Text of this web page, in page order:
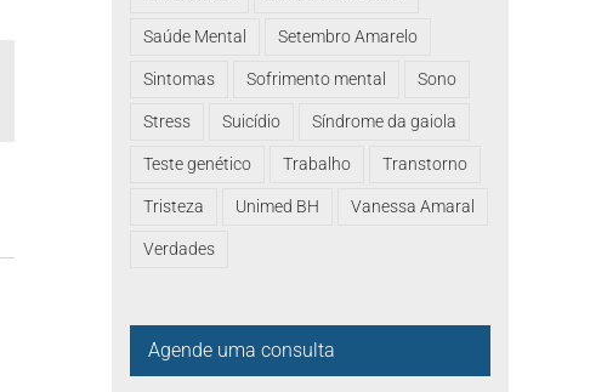
Saúde Mental Setembro Amarelo
Sintomas Sofrimento mental Sono
Stress Suicídio Síndrome da gaiola
Teste genético Trabalho Transtorno
Tristeza Unimed BH Vanessa Amaral
Verdades
Agende uma consulta